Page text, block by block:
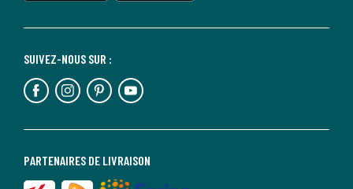
PARTENAIRES DE LIVRAISON
SUIVEZ-NOUS SUR :